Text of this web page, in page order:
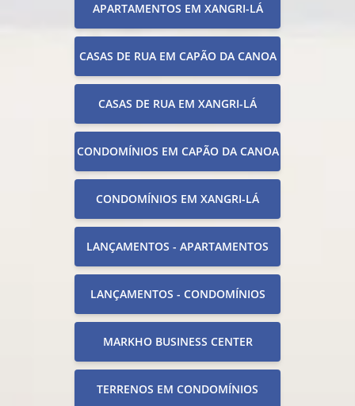
APARTAMENTOS EM XANGRI-LÁ
CASAS DE RUA EM CAPÃO DA CANOA
CASAS DE RUA EM XANGRI-LÁ
CONDOMÍNIOS EM CAPÃO DA CANOA
CONDOMÍNIOS EM XANGRI-LÁ
LANÇAMENTOS - APARTAMENTOS
LANÇAMENTOS - CONDOMÍNIOS
MARKHO BUSINESS CENTER
TERRENOS EM CONDOMÍNIOS